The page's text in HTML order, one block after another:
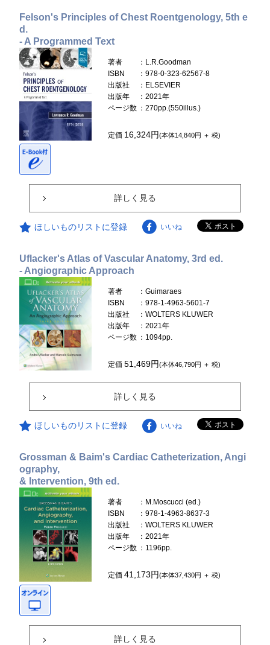
Felson's Principles of Chest Roentgenology, 5th e
d.
- A Programmed Text
著者
：L.R.Goodman
ISBN
：978-0-323-62567-8
出版社
：ELSEVIER
出版年
：2021年
ページ数 ：270pp.(550illus.)
定価 16,324円(本体14,840円 ＋ 税)
詳しく見る
ほしいものリストに登録 いいね
Uflacker's Atlas of Vascular Anatomy, 3rd ed.
- Angiographic Approach
著者
：Guimaraes
ISBN
：978-1-4963-5601-7
出版社
：WOLTERS KLUWER
出版年
：2021年
ページ数 ：1094pp.
定価51,469円(本体46,790円 ＋ 税)
詳しく見る
ほしいものリストに登録 いいね
Grossman & Baim's Cardiac Catheterization, Angi
ography,
& Intervention, 9th ed.
著者
：M.Moscucci (ed.)
ISBN
：978-1-4963-8637-3
出版社
：WOLTERS KLUWER
出版年
：2021年
ページ数 ：1196pp.
定価41,173円(本体37,430円 ＋ 税)
詳しく見る